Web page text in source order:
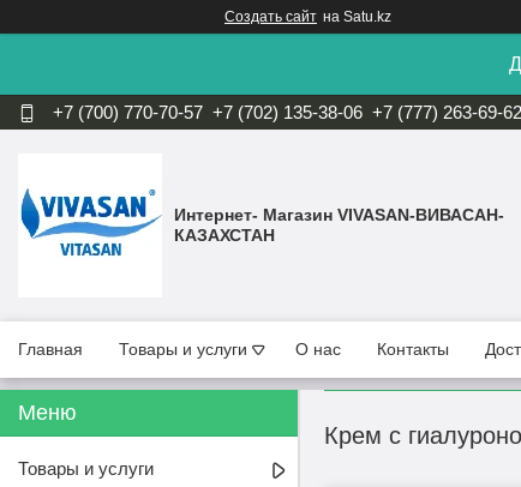
Создать сайт на Satu.kz
+7 (700) 770-70-57 +7 (702) 135-38-06 +7 (777) 263-69-62
Интернет- Магазин VIVASAN-ВИВАСАН-
КАЗАХСТАН
Главная Товары и услуги О нас Контакты
Крем с
Товары и услуги